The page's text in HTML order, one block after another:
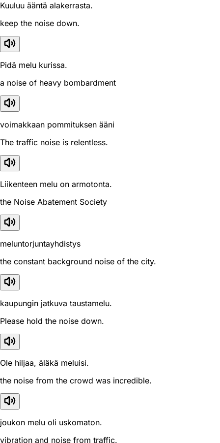
Kuuluu ääntä alakerrasta.
keep the noise down.
Pidä melu kurissa.
a noise of heavy bombardment
voimakkaan pommituksen ääni
The traffic noise is relentless.
Liikenteen melu on armotonta.
the Noise Abatement Society
meluntorjuntayhdistys
the constant background noise of the city.
kaupungin jatkuva taustamelu.
Please hold the noise down.
Ole hiljaa, äläkä meluisi.
the noise from the crowd was incredible.
joukon melu oli uskomaton.
vibration and noise from traffic.